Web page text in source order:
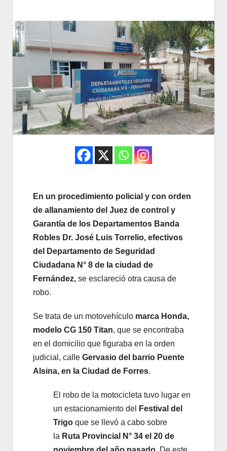
En un procedimiento policial y con orden
de allanamiento del Juez de control y
Garantía de los Departamentos Banda
Robles Dr. José Luis Torrelio, efectivos
del Departamento de Seguridad
Ciudadana N° 8 de la ciudad de
Fernández, se esclareció otra causa de
robo.
Se trata de un motovehículo marca Honda,
modelo CG 150 Titan, que se encontraba
en el domicilio que figuraba en la orden
judicial, calle Gervasio del barrio Puente
Alsina, en la Ciudad de Forres.
El robo de la motocicleta tuvo lugar en
un estacionamiento del
Festival del
Trigo que se llevó a cabo sobre
la Ruta Provincial N° 34 el 20 de